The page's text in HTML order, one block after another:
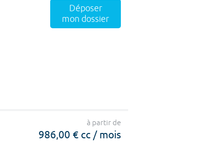
Déposer
mon dossier
à partir de
986,00 € cc / mois